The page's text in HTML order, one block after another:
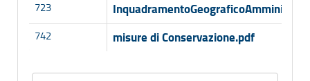
723
742 misure di Conservazione.pdf